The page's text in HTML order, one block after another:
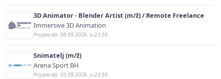
3D Animator - Blender Artist (m/ž) / Remote Freelance
Immersive 3D Animation
Prijava do: 08.09.2026. u 23:59
Snimatelj (m/ž)
Arena Sport BH
Prijava do: 03.09.2026. u 23:59